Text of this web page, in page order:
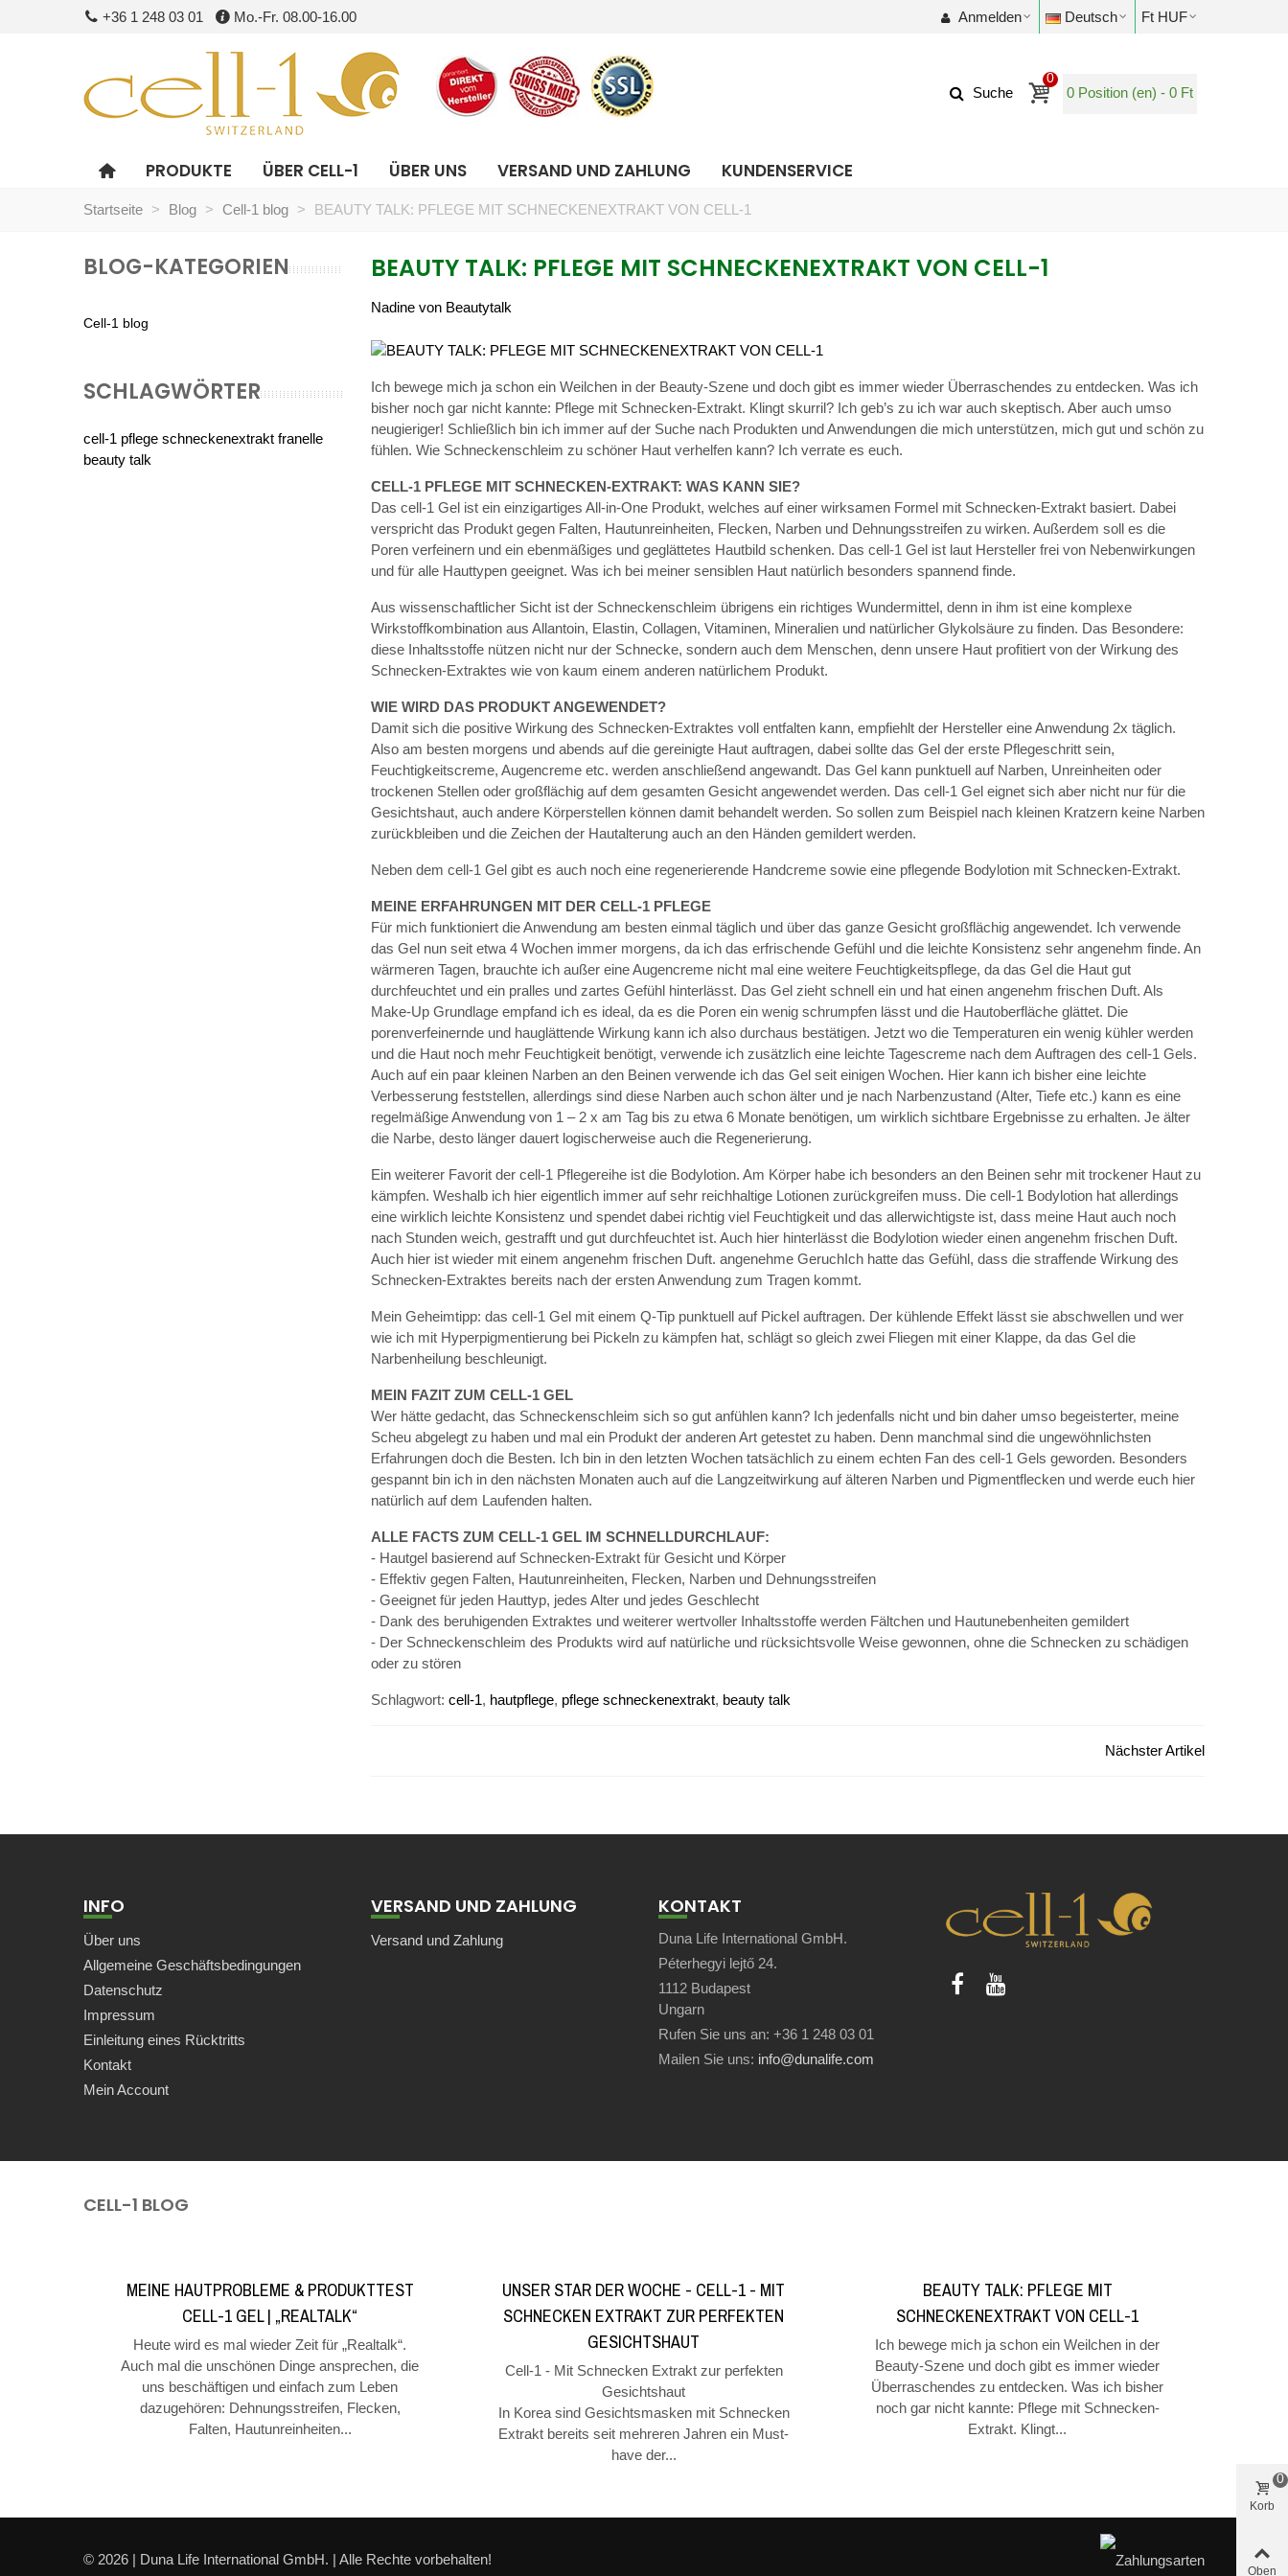
+36 1 248 03 01 Mo.-Fr. 08.00-16.00 Anmelden Deutsch Ft HUF
Suche
0
0 Position (en) - 0 Ft
PRODUKTE ÜBER CELL-1 ÜBER UNS VERSAND UND ZAHLUNG KUNDENSERVICE
Startseite > Blog > Cell-1 blog > BEAUTY TALK: PFLEGE MIT SCHNECKENEXTRAKT VON CELL-1
BLOG-KATEGORIEN
Cell-1 blog
SCHLAGWÖRTER
cell-1 pflege schneckenextrakt franelle
beauty talk
BEAUTY TALK: PFLEGE MIT SCHNECKENEXTRAKT VON CELL-1
Nadine von Beautytalk
Ich bewege mich ja schon ein Weilchen in der Beauty-Szene und doch gibt es immer wieder Überraschendes zu entdecken. Was ich
bisher noch gar nicht kannte: Pflege mit Schnecken-Extrakt. Klingt skurril? Ich geb’s zu ich war auch skeptisch. Aber auch umso
neugieriger! Schließlich bin ich immer auf der Suche nach Produkten und Anwendungen die mich unterstützen, mich gut und schön zu
fühlen. Wie Schneckenschleim zu schöner Haut verhelfen kann? Ich verrate es euch.
CELL-1 PFLEGE MIT SCHNECKEN-EXTRAKT: WAS KANN SIE?
Das cell-1 Gel ist ein einzigartiges All-in-One Produkt, welches auf einer wirksamen Formel mit Schnecken-Extrakt basiert. Dabei
verspricht das Produkt gegen Falten, Hautunreinheiten, Flecken, Narben und Dehnungsstreifen zu wirken. Außerdem soll es die
Poren verfeinern und ein ebenmäßiges und geglättetes Hautbild schenken. Das cell-1 Gel ist laut Hersteller frei von Nebenwirkungen
und für alle Hauttypen geeignet. Was ich bei meiner sensiblen Haut natürlich besonders spannend finde.
Aus wissenschaftlicher Sicht ist der Schneckenschleim übrigens ein richtiges Wundermittel, denn in ihm ist eine komplexe
Wirkstoffkombination aus Allantoin, Elastin, Collagen, Vitaminen, Mineralien und natürlicher Glykolsäure zu finden. Das Besondere:
diese Inhaltsstoffe nützen nicht nur der Schnecke, sondern auch dem Menschen, denn unsere Haut profitiert von der Wirkung des
Schnecken-Extraktes wie von kaum einem anderen natürlichem Produkt.
WIE WIRD DAS PRODUKT ANGEWENDET?
Damit sich die positive Wirkung des Schnecken-Extraktes voll entfalten kann, empfiehlt der Hersteller eine Anwendung 2x täglich.
Also am besten morgens und abends auf die gereinigte Haut auftragen, dabei sollte das Gel der erste Pflegeschritt sein,
Feuchtigkeitscreme, Augencreme etc. werden anschließend angewandt. Das Gel kann punktuell auf Narben, Unreinheiten oder
trockenen Stellen oder großflächig auf dem gesamten Gesicht angewendet werden. Das cell-1 Gel eignet sich aber nicht nur für die
Gesichtshaut, auch andere Körperstellen können damit behandelt werden. So sollen zum Beispiel nach kleinen Kratzern keine Narben
zurückbleiben und die Zeichen der Hautalterung auch an den Händen gemildert werden.
Neben dem cell-1 Gel gibt es auch noch eine regenerierende Handcreme sowie eine pflegende Bodylotion mit Schnecken-Extrakt.
MEINE ERFAHRUNGEN MIT DER CELL-1 PFLEGE
Für mich funktioniert die Anwendung am besten einmal täglich und über das ganze Gesicht großflächig angewendet. Ich verwende
das Gel nun seit etwa 4 Wochen immer morgens, da ich das erfrischende Gefühl und die leichte Konsistenz sehr angenehm finde. An
wärmeren Tagen, brauchte ich außer eine Augencreme nicht mal eine weitere Feuchtigkeitspflege, da das Gel die Haut gut
durchfeuchtet und ein pralles und zartes Gefühl hinterlässt. Das Gel zieht schnell ein und hat einen angenehm frischen Duft. Als
Make-Up Grundlage empfand ich es ideal, da es die Poren ein wenig schrumpfen lässt und die Hautoberfläche glättet. Die
porenverfeinernde und hauglättende Wirkung kann ich also durchaus bestätigen. Jetzt wo die Temperaturen ein wenig kühler werden
und die Haut noch mehr Feuchtigkeit benötigt, verwende ich zusätzlich eine leichte Tagescreme nach dem Auftragen des cell-1 Gels.
Auch auf ein paar kleinen Narben an den Beinen verwende ich das Gel seit einigen Wochen. Hier kann ich bisher eine leichte
Verbesserung feststellen, allerdings sind diese Narben auch schon älter und je nach Narbenzustand (Alter, Tiefe etc.) kann es eine
regelmäßige Anwendung von 1 – 2 x am Tag bis zu etwa 6 Monate benötigen, um wirklich sichtbare Ergebnisse zu erhalten. Je älter
die Narbe, desto länger dauert logischerweise auch die Regenerierung.
Ein weiterer Favorit der cell-1 Pflegereihe ist die Bodylotion. Am Körper habe ich besonders an den Beinen sehr mit trockener Haut zu
kämpfen. Weshalb ich hier eigentlich immer auf sehr reichhaltige Lotionen zurückgreifen muss. Die cell-1 Bodylotion hat allerdings
eine wirklich leichte Konsistenz und spendet dabei richtig viel Feuchtigkeit und das allerwichtigste ist, dass meine Haut auch noch
nach Stunden weich, gestrafft und gut durchfeuchtet ist. Auch hier hinterlässt die Bodylotion wieder einen angenehm frischen Duft.
Auch hier ist wieder mit einem angenehm frischen Duft. angenehme GeruchIch hatte das Gefühl, dass die straffende Wirkung des
Schnecken-Extraktes bereits nach der ersten Anwendung zum Tragen kommt.
Mein Geheimtipp: das cell-1 Gel mit einem Q-Tip punktuell auf Pickel auftragen. Der kühlende Effekt lässt sie abschwellen und wer
wie ich mit Hyperpigmentierung bei Pickeln zu kämpfen hat, schlägt so gleich zwei Fliegen mit einer Klappe, da das Gel die
Narbenheilung beschleunigt.
MEIN FAZIT ZUM CELL-1 GEL
Wer hätte gedacht, das Schneckenschleim sich so gut anfühlen kann? Ich jedenfalls nicht und bin daher umso begeisterter, meine
Scheu abgelegt zu haben und mal ein Produkt der anderen Art getestet zu haben. Denn manchmal sind die ungewöhnlichsten
Erfahrungen doch die Besten. Ich bin in den letzten Wochen tatsächlich zu einem echten Fan des cell-1 Gels geworden. Besonders
gespannt bin ich in den nächsten Monaten auch auf die Langzeitwirkung auf älteren Narben und Pigmentflecken und werde euch hier
natürlich auf dem Laufenden halten.
ALLE FACTS ZUM CELL-1 GEL IM SCHNELLDURCHLAUF:
- Hautgel basierend auf Schnecken-Extrakt für Gesicht und Körper
- Effektiv gegen Falten, Hautunreinheiten, Flecken, Narben und Dehnungsstreifen
- Geeignet für jeden Hauttyp, jedes Alter und jedes Geschlecht
- Dank des beruhigenden Extraktes und weiterer wertvoller Inhaltsstoffe werden Fältchen und Hautunebenheiten gemildert
- Der Schneckenschleim des Produkts wird auf natürliche und rücksichtsvolle Weise gewonnen, ohne die Schnecken zu schädigen
oder zu stören
Schlagwort: cell-1, hautpflege, pflege schneckenextrakt, beauty talk
Nächster Artikel
INFO
Über uns
Allgemeine Geschäftsbedingungen
Datenschutz
Impressum
Einleitung eines Rücktritts
Kontakt
Mein Account
VERSAND UND ZAHLUNG
Versand und Zahlung
KONTAKT
Duna Life International GmbH.
Péterhegyi lejtő 24.
1112 Budapest
Ungarn
Rufen Sie uns an: +36 1 248 03 01
Mailen Sie uns: info@dunalife.com
CELL-1 BLOG
MEINE HAUTPROBLEME & PRODUKTTEST
CELL-1 GEL | „REALTALK“
Heute wird es mal wieder Zeit für „Realtalk“.
Auch mal die unschönen Dinge ansprechen, die
uns beschäftigen und einfach zum Leben
dazugehören: Dehnungsstreifen, Flecken,
Falten, Hautunreinheiten...
UNSER STAR DER WOCHE - CELL-1 - MIT
SCHNECKEN EXTRAKT ZUR PERFEKTEN
GESICHTSHAUT
Cell-1 - Mit Schnecken Extrakt zur perfekten
Gesichtshaut
In Korea sind Gesichtsmasken mit Schnecken
Extrakt bereits seit mehreren Jahren ein Must-
have der...
BEAUTY TALK: PFLEGE MIT
SCHNECKENEXTRAKT VON CELL-1
Ich bewege mich ja schon ein Weilchen in der
Beauty-Szene und doch gibt es immer wieder
Überraschendes zu entdecken. Was ich bisher
noch gar nicht kannte: Pflege mit Schnecken-
Extrakt. Klingt...
© 2026 | Duna Life International GmbH. | Alle Rechte vorbehalten!
Korb
0
Oben